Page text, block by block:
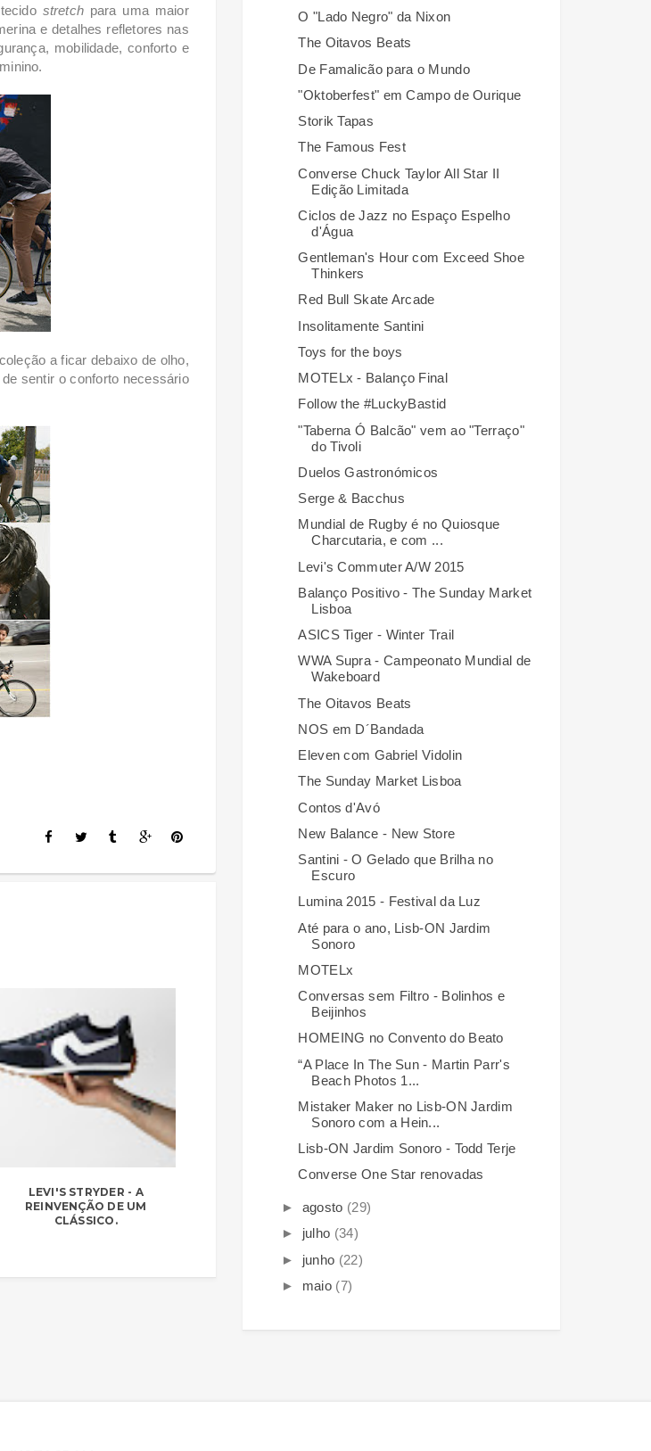
stretch para uma maior
e detalhes refletores nas
mobilidade, conforto e
a ficar debaixo de olho,
sentir o conforto necessário
LEVI'S STRYDER - A
REINVENÇÃO DE UM
CLÁSSICO.
O "Lado Negro" da Nixon
The Oitavos Beats
De Famalicão para o Mundo
"Oktoberfest" em Campo de Ourique
Storik Tapas
The Famous Fest
Converse Chuck Taylor All Star II
Edição Limitada
Ciclos de Jazz no Espaço Espelho
d'Água
Gentleman's Hour com Exceed Shoe
Thinkers
Red Bull Skate Arcade
Insolitamente Santini
Toys for the boys
MOTELx - Balanço Final
Follow the #LuckyBastid
"Taberna Ó Balcão" vem ao "Terraço"
do Tivoli
Duelos Gastronómicos
Serge & Bacchus
Mundial de Rugby é no Quiosque
Charcutaria, e com ...
Levi's Commuter A/W 2015
Balanço Positivo - The Sunday Market
Lisboa
ASICS Tiger - Winter Trail
WWA Supra - Campeonato Mundial de
Wakeboard
The Oitavos Beats
NOS em D´Bandada
Eleven com Gabriel Vidolin
The Sunday Market Lisboa
Contos d'Avó
New Balance - New Store
Santini - O Gelado que Brilha no
Escuro
Lumina 2015 - Festival da Luz
Até para o ano, Lisb-ON Jardim
Sonoro
MOTELx
Conversas sem Filtro - Bolinhos e
Beijinhos
HOMEING no Convento do Beato
“A Place In The Sun - Martin Parr's
Beach Photos 1...
Mistaker Maker no Lisb-ON Jardim
Sonoro com a Hein...
Lisb-ON Jardim Sonoro - Todd Terje
Converse One Star renovadas
► agosto (29)
► julho (34)
► junho (22)
► maio (7)